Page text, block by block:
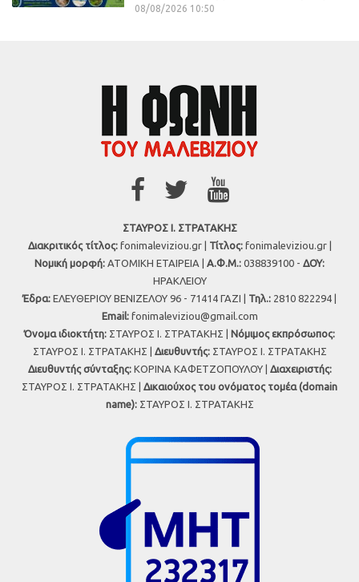
08/08/2026 10:50
ΣΤΑΥΡΟΣ Ι. ΣΤΡΑΤΑΚΗΣ
Διακριτικός τίτλος:fonimaleviziou.gr | Τίτλος:fonimaleviziou.gr |
Νομική μορφή: ΑΤΟΜΙΚΗ ΕΤΑΙΡΕΙΑ | Α.Φ.Μ.: 038839100 - ΔΟΥ:
ΗΡΑΚΛΕΙΟΥ
Έδρα: ΕΛΕΥΘΕΡΙΟΥ ΒΕΝΙΖΕΛΟΥ 96 - 71414 ΓΑΖΙ | Τηλ.: 2810 822294 |
Εmail: fonimaleviziou@gmail.com
Όνομα ιδιοκτήτη: ΣΤΑΥΡΟΣ Ι. ΣΤΡΑΤΑΚΗΣ | Νόμιμος εκπρόσωπος:
ΣΤΑΥΡΟΣ Ι. ΣΤΡΑΤΑΚΗΣ | Διευθυντής:ΣΤΑΥΡΟΣ Ι. ΣΤΡΑΤΑΚΗΣ
Διευθυντής σύνταξης:ΚΟΡΙΝΑ ΚΑΦΕΤΖΟΠΟΥΛΟΥ | Διαχειριστής:
ΣΤΑΥΡΟΣ Ι. ΣΤΡΑΤΑΚΗΣ | Δικαιούχος του ονόματος τομέα (domain
name):ΣΤΑΥΡΟΣ Ι. ΣΤΡΑΤΑΚΗΣ